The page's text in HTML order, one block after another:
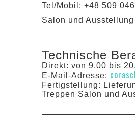
Tel/Mobil: +48 509
Salon und
Technische
Direkt: von 9.00 bis
E-Mail-Adresse:
Fertigstellung:
Treppen Salon und